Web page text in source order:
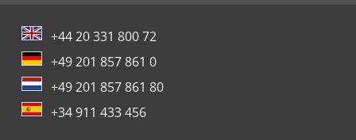
+44 20 331 800 72
+49 201 857 861 0
+49 201 857 861 80
+34 911 433 456